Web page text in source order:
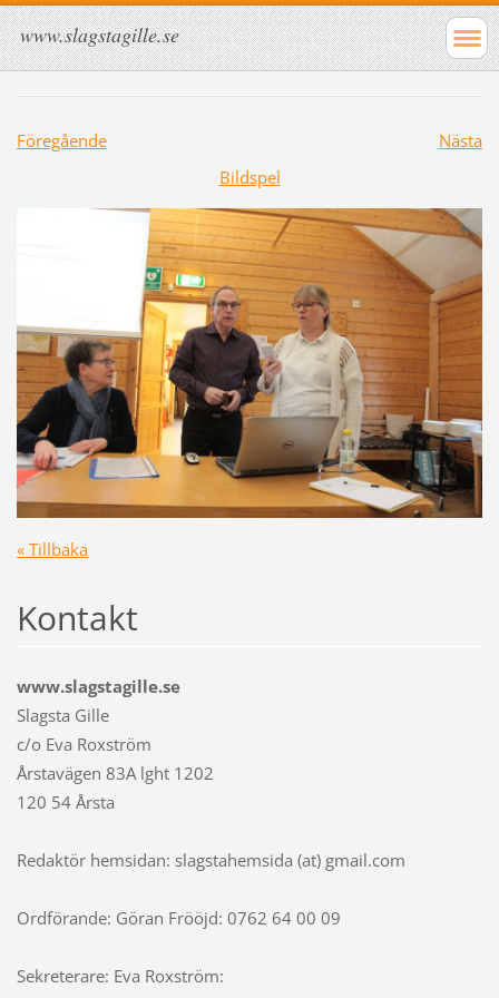
www.slagstagille.se
Föregående
Nästa
Bildspel
« Tillbaka
Kontakt
www.slagstagille.se
Slagsta Gille
c/o Eva Roxström
Årstavägen 83A lght 1202
120 54 Årsta
Redaktör hemsidan: slagstahemsida (at) gmail.com
Ordförande: Göran Frööjd: 0762 64 00 09
Sekreterare: Eva Roxström: